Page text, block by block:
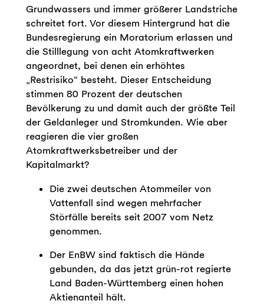
Grundwassers und immer größerer Landstriche
schreitet fort. Vor diesem Hintergrund hat die
Bundesregierung ein Moratorium erlassen und
die Stilllegung von acht Atomkraftwerken
angeordnet, bei denen ein erhöhtes
„Restrisiko“ besteht. Dieser Entscheidung
stimmen 80 Prozent der deutschen
Bevölkerung zu und damit auch der größte Teil
der Geldanleger und Stromkunden. Wie aber
reagieren die vier großen
Atomkraftwerksbetreiber und der
Kapitalmarkt?
Die zwei deutschen Atommeiler von
Vattenfall sind wegen mehrfacher
Störfälle bereits seit 2007 vom Netz
genommen.
Der EnBW sind faktisch die Hände
gebunden, da das jetzt grün-rot regierte
Land Baden-Württemberg einen hohen
Aktienanteil hält.